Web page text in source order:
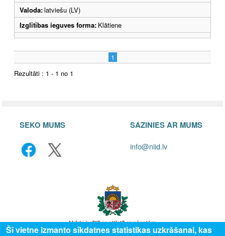
Valoda:latviešu (LV)
Izglītības ieguves forma: Klātiene
1
Rezultāti : 1 - 1 no 1
SEKO MUMS SAZINIES AR MUMS
info@niid.lv
Šī vietne izmanto sīkdatnes statistikas uzkrāšanai, kas